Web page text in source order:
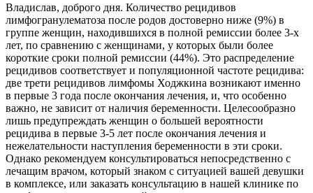
Владислав, доброго дня. Количество рецидивов
лимфогранулематоза после родов достоверно ниже (9%) в
группе женщин, находившихся в полной ремиссии более 3-х
лет, по сравнению с женщинами, у которых были более
короткие сроки полной ремиссии (44%). Это распределение
рецидивов соответствует и популяционной частоте рецидива:
две трети рецидивов лимфомы Ходжкина возникают именно
в первые 3 года после окончания лечения, и, что особенно
важно, не зависит от наличия беременности. Целесообразно
лишь предупреждать женщин о большей вероятности
рецидива в первые 3-5 лет после окончания лечения и
нежелательности наступления беременности в эти сроки.
Однако рекомендуем консультироваться непосредственно с
лечащим врачом, который знаком с ситуацией вашей девушки
в комплексе, или заказать консультацию в нашей клинике по